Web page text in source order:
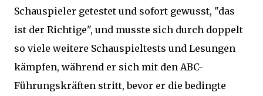
Schauspieler getestet und sofort gewusst, "das
ist der Richtige", und musste sich durch doppelt
so viele weitere Schauspieltests und Lesungen
kämpfen, während er sich mit den ABC-
Führungskräften stritt, bevor er die bedingte